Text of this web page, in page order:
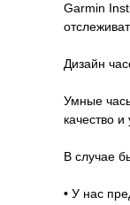
Garmin
Дизайн
Умные
качество и
В случае
• У нас